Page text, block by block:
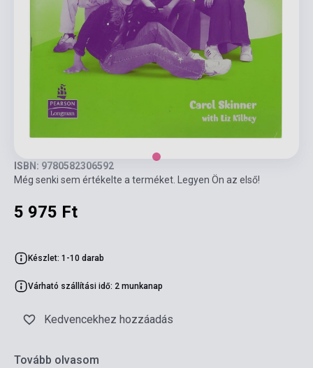
ISBN: 9780582306592
Még senki sem értékelte a terméket. Legyen Ön az első!
5 975 Ft
Készlet: 1-10 darab
Várható szállítási idő: 2 munkanap
Kedvencekhez hozzáadás
Tovább olvasom